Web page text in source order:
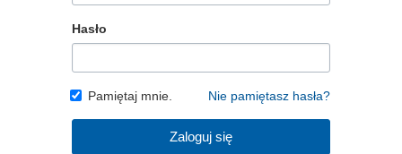
Hasło
Pamiętaj mnie. Nie pamiętasz hasła?
Zaloguj się